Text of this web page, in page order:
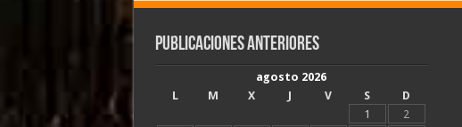
Publicaciones Anteriores
agosto 2026
L
M X J V S
D
1
2